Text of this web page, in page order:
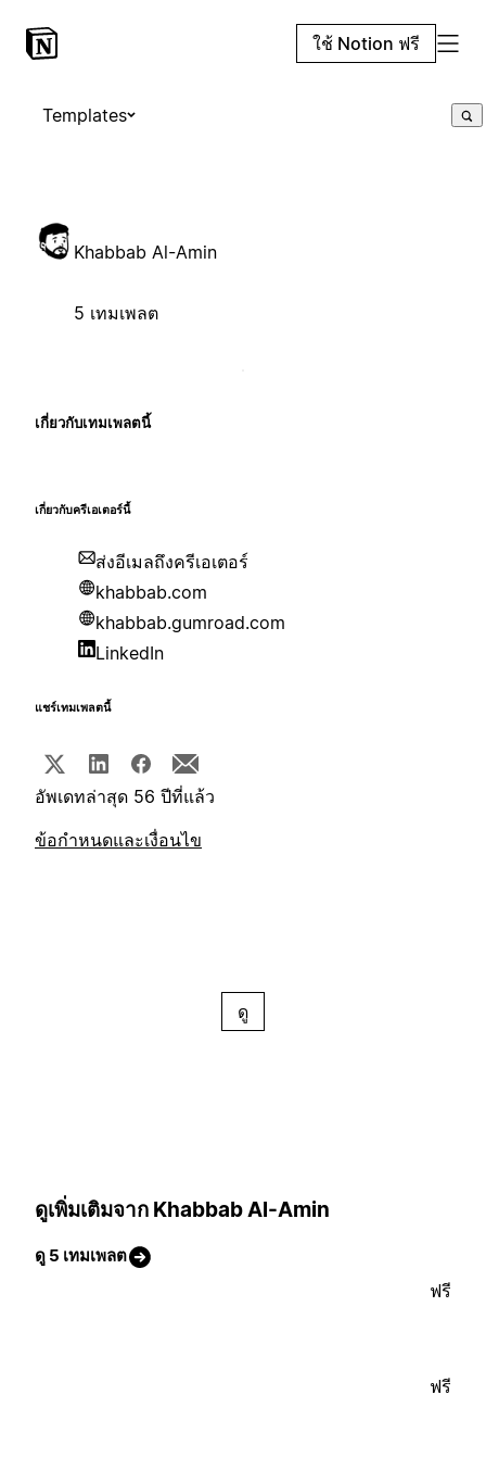
ใช้ Notion ฟรี
Templates
Khabbab Al-Amin
5 เทมเพลต
เกี่ยวกับเทมเพลตนี้
เกี่ยวกับครีเอเตอร์นี้
ส่งอีเมลถึงครีเอเตอร์
khabbab.com
khabbab.gumroad.com
LinkedIn
แชร์เทมเพลตนี้
อัพเดทล่าสุด 56 ปีที่แล้ว
ข้อกำหนดและเงื่อนไข
ดู
ดูเพิ่มเติมจาก Khabbab Al-Amin
ดู 5 เทมเพลต
ฟรี
ฟรี